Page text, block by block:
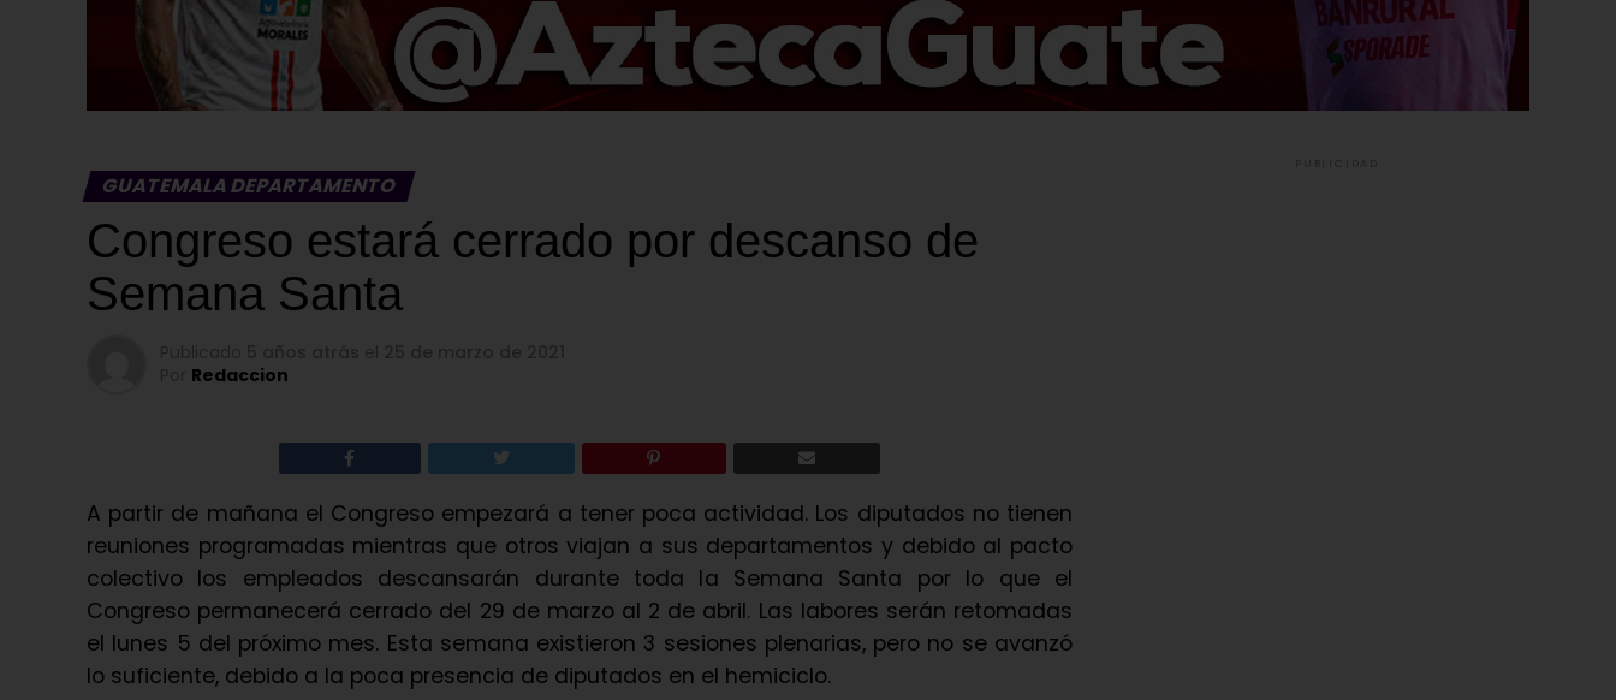
GUATEMALA DEPARTAMENTO
Congreso estará cerrado por descanso de
Semana Santa
Redaccion
A partir de mañana el Congreso empezará a tener poca actividad. Los diputados no tienen
reuniones programadas mientras que otros viajan a sus departamentos y debido al pacto
colectivo los empleados descansarán durante toda la Semana Santa por lo que el
Congreso permanecerá cerrado del 29 de marzo al 2 de abril. Las labores serán retomadas
el lunes 5 del próximo mes. Esta semana existieron 3 sesiones plenarias, pero no se avanzó
lo suficiente, debido a la poca presencia de diputados en el hemiciclo.